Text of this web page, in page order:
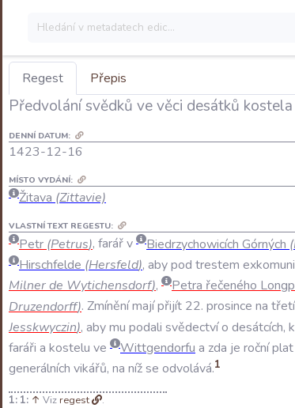
Regest Přepis
Předvolání svědků ve věci desátků
DENNÍ DATUM:
1423-12-16
MÍSTO VYDÁNÍ:
Žitava (Zittavie)
VLASTNÍ TEXT REGESTU:
Petr (Petrus), farářv Biedrzychowicích Górných (
Hirschfelde (Hersfeld), abypod trestem
Milnerde Wytichensdorf), Petra řečeného
Druzendorff). Zmíněnímajípřijít 22. prosince na třetí
Jesskwyczin), abymu podali svědectvío desátcích,
faráři a kostelu ve Wittgendorfu a zda je ročníplat
generálních vikářů, na nížse odvolává.1
1: ↑ Viz regest .